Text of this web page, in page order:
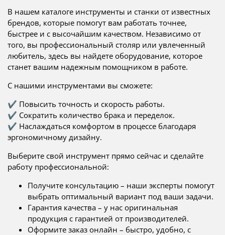
В нашем каталоге инструменты и станки от известных
брендов, которые помогут вам работать точнее,
быстрее и с высочайшим качеством. Независимо от
того, вы профессиональный столяр или увлеченный
любитель, здесь вы найдете оборудование, которое
станет вашим надежным помощником в работе.
С нашими инструментами вы сможете:
✔ Повысить точность и скорость работы.
✔ Сократить количество брака и переделок.
✔ Наслаждаться комфортом в процессе благодаря
эргономичному дизайну.
Выберите свой инструмент прямо сейчас и сделайте
работу профессиональной:
Получите консультацию – наши эксперты помогут
выбрать оптимальный вариант под ваши задачи.
Гарантия качества – у нас оригинальная
продукция с гарантией от производителей.
Оформите заказ онлайн – быстро, удобно, с